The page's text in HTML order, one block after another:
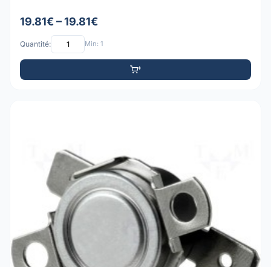
19.81€ – 19.81€
Quantité: Min: 1